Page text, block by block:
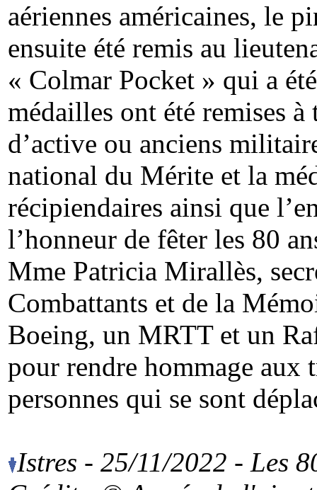
aériennes américaines, le
ensuite été remis au
« Colmar Pocket » qui a
médailles ont été remises
d’active ou anciens
national du Mérite et la
récipiendaires ainsi que
l’honneur de fêter les 80
Mme Patricia Mirallès,
Combattants et de la
Boeing, un MRTT et un
pour rendre hommage aux
personnes qui se sont
Istres - 25/11/2022 - Les